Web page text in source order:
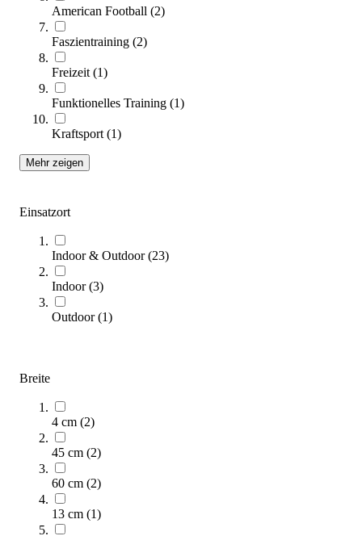
American Football (2)
Faszientraining (2)
Freizeit (1)
Funktionelles Training (1)
Kraftsport (1)
Mehr zeigen
Einsatzort
Indoor & Outdoor(23)
Indoor(3)
Outdoor(1)
Breite
4 cm (2)
45 cm (2)
60 cm (2)
13 cm (1)
tanga sports® Hürde FLAT
9,30 €
Zum Produkt
Varianten zur Auswahl
Sofort lieferbar
tanga sports® Trainingshürde
Sofort lieferbar